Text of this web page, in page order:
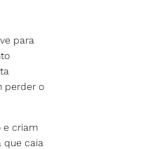
para
perder o
e criam
que caia